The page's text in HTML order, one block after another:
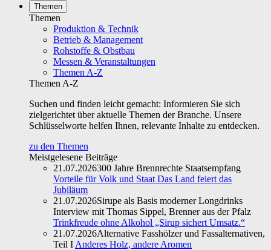
Themen
Themen
Produktion & Technik
Betrieb & Management
Rohstoffe & Obstbau
Messen & Veranstaltungen
Themen A-Z
Themen A-Z
Suchen und finden leicht gemacht: Informieren Sie sich
zielgerichtet über aktuelle Themen der Branche. Unsere
Schlüsselworte helfen Ihnen, relevante Inhalte zu entdecken.
zu den Themen
Meistgelesene Beiträge
21.07.2026300 Jahre Brennrechte Staatsempfang
Vorteile für Volk und Staat Das Land feiert das
Jubiläum
21.07.2026Sirupe als Basis moderner Longdrinks
Interview mit Thomas Sippel, Brenner aus der Pfalz
Trinkfreude ohne Alkohol „Sirup sichert Umsatz.“
21.07.2026Alternative Fasshölzer und Fassalternativen,
Teil I Anderes Holz, andere Aromen